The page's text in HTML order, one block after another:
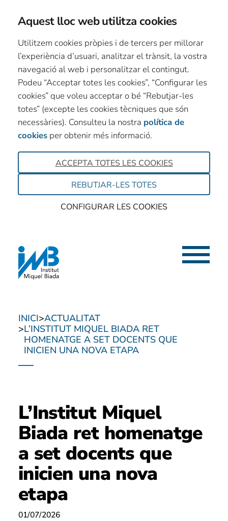
Aquest lloc web utilitza cookies
Utilitzem cookies pròpies i de tercers per millorar
l’experiència d’usuari, analitzar el trànsit, la vostra
navegació al web i personalitzar el contingut.
Podeu “Acceptar totes les cookies”, “Configurar les
cookies” que voleu acceptar o bé “Rebutjar-les
totes” (excepte les cookies tècniques que són
necessàries). Consulteu la nostra política de
cookies per obtenir més informació.
ACCEPTA TOTES LES COOKIES
REBUTJAR-LES TOTES
CONFIGURAR LES COOKIES
Menú
INICI ACTUALITAT
L’INSTITUT MIQUEL BIADA RET
HOMENATGE A SET DOCENTS QUE
INICIEN UNA NOVA ETAPA
L’Institut Miquel
Biada ret homenatge
a set docents que
inicien una nova
etapa
01/07/2026